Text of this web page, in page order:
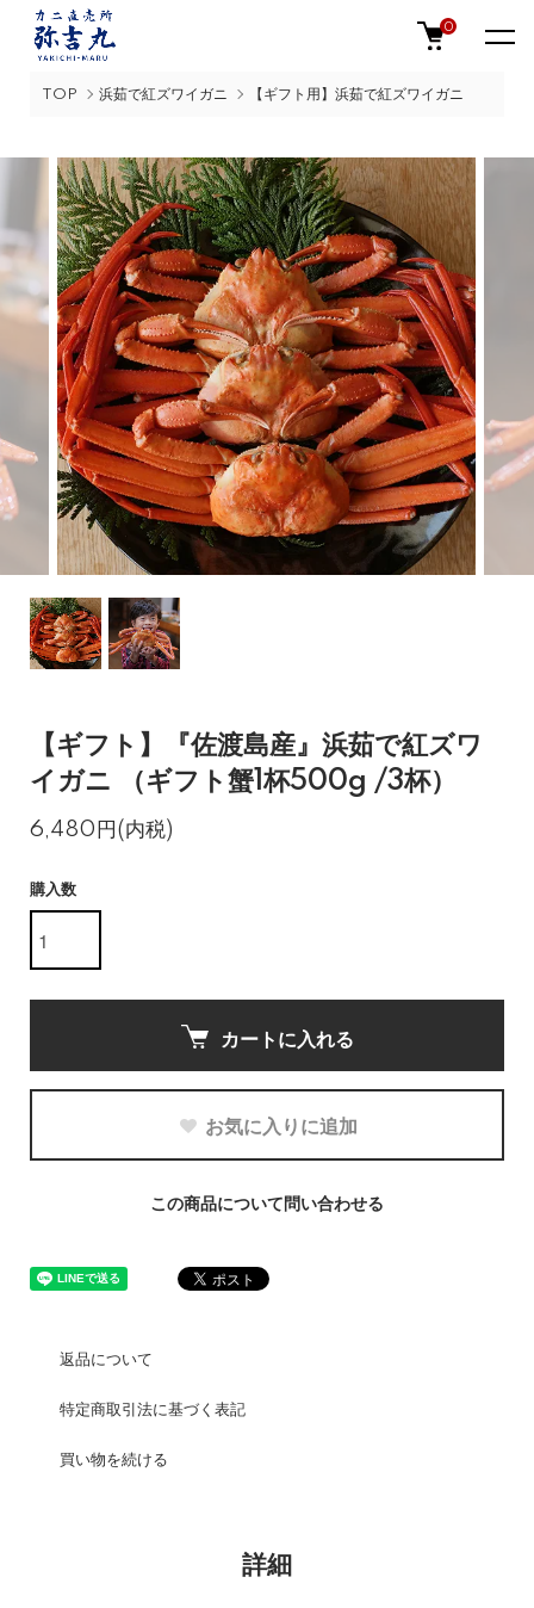
0
TOP 浜茹で紅ズワイガニ 【ギフト用】浜茹で紅ズワイガニ
【ギフト】『佐渡島産』浜茹で紅ズワ
イガニ （ギフト蟹1杯500g /3杯）
6,480円(内税)
購入数
カートに入れる
お気に入りに追加
この商品について問い合わせる
返品について
特定商取引法に基づく表記
買い物を続ける
詳細